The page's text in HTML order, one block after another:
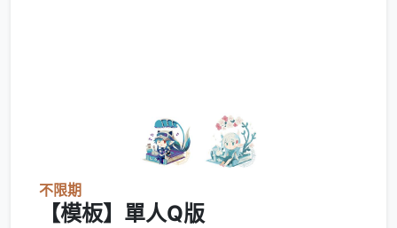
不限期
【模板】單人Q版